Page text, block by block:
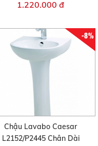
1.220.000 đ
-8%
Chậu Lavabo Caesar
L2152/P2445 Chân Dài